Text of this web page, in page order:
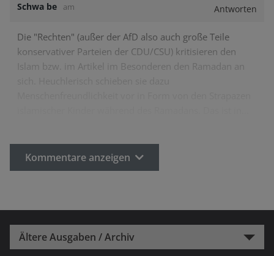
Schwa be am Antworten
Die "Rechten" (außer der AfD also auch große Teile
konservativer Parteien der CDU/CSU) kritisieren den
Islam bzw. im Artikel im Besonderen den Ramadan an
Kommentare anzeigen
Ältere Ausgaben / Archiv